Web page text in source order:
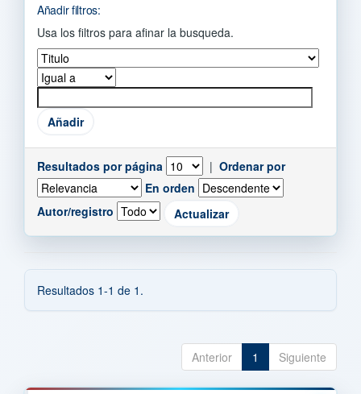
Añadir filtros:
Usa los filtros para afinar la busqueda.
Resultados por página | Ordenar por
En orden
Autor/registro
Resultados 1-1 de 1.
Anterior 1 Siguiente